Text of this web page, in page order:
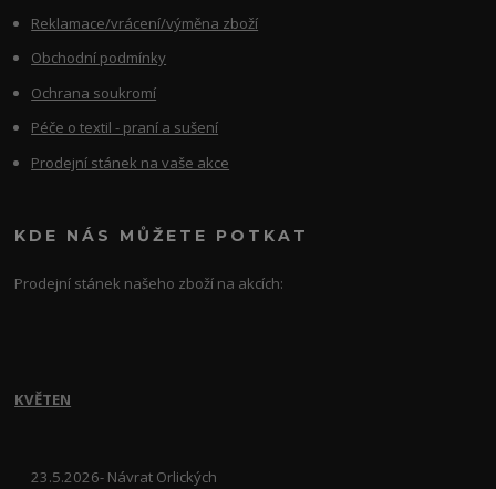
Reklamace/vrácení/výměna zboží
Obchodní podmínky
Ochrana soukromí
Péče o textil - praní a sušení
Prodejní stánek na vaše akce
KDE NÁS MŮŽETE POTKAT
Prodejní stánek našeho zboží na akcích:
KVĚTEN
23.5.2026- Návrat Orlických